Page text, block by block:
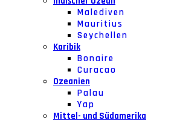
Malediven
Mauritius
Seychellen
Karibik
Bonaire
Curacao
Ozeanien
Palau
Yap
Mittel- und Südamerika